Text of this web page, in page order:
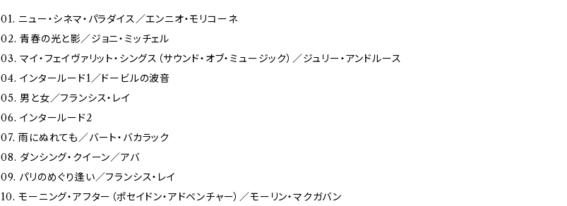
01. ニュー・シネマ・パラダイス／エンニオ・モリコーネ
02. 青春の光と影／ジョニ・ミッチェル
03. マイ・フェイヴァリット・シングス（サウンド・オブ・ミュージック）／ジュリー・アンドルース
04. インタールード1／ドービルの波音
05. 男と女／フランシス・レイ
06. インタールード2
07. 雨にぬれても／バート・バカラック
08. ダンシング・クイーン／アバ
09. パリのめぐり逢い／フランシス・レイ
10. モーニング・アフター（ポセイドン・アドベンチャー）／モーリン・マクガバン